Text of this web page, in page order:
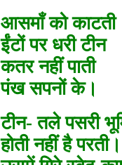
आसमाँको काटती
ईंटों पर धरी टीन
कतर नहीं पाती
पंख सपनों के।
टीन- तले पसरी
होती नहीं है परती।